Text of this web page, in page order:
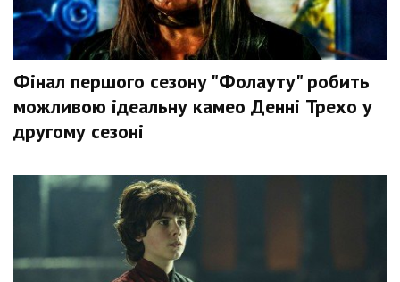
Фінал першого сезону "Фолауту" робить
можливою ідеальну камео Денні Трехо у
другому сезоні